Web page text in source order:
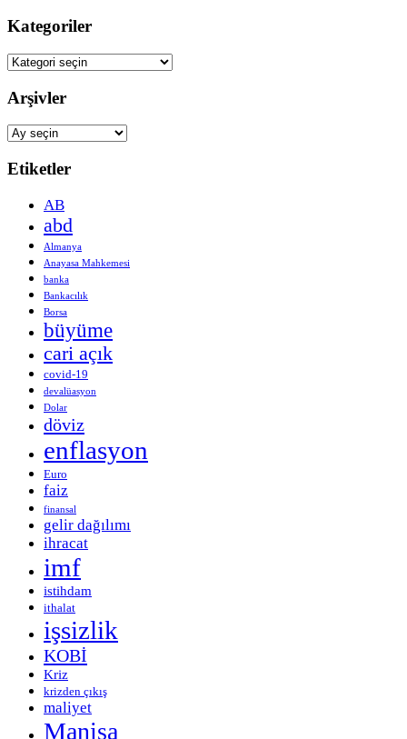
Kategoriler
Kategoriler
Arşivler
Arşivler
Etiketler
AB
abd
Almanya
Anayasa Mahkemesi
banka
Bankacılık
Borsa
büyüme
cari açık
covid-19
devalüasyon
Dolar
döviz
enflasyon
Euro
faiz
finansal
gelir dağılımı
ihracat
imf
istihdam
ithalat
işsizlik
KOBİ
Kriz
krizden çıkış
maliyet
Manisa